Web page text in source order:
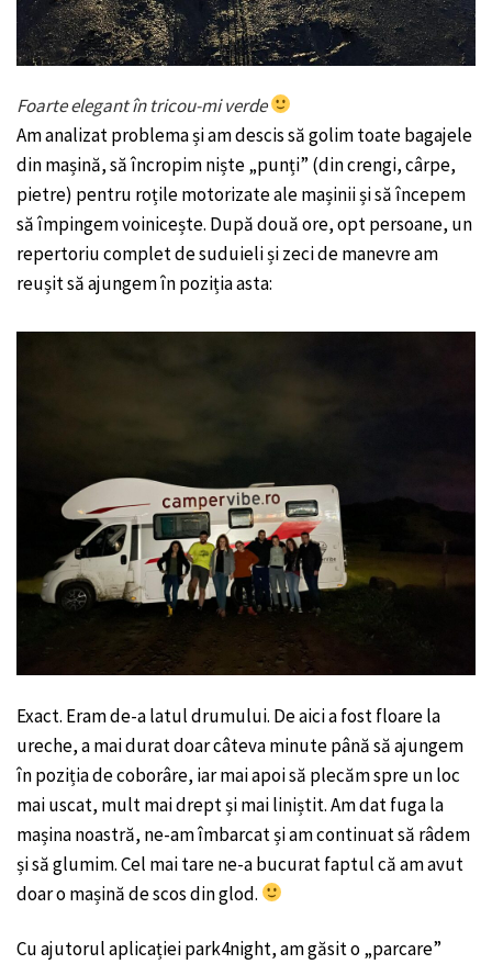
Foarte elegant în tricou-mi verde
Am analizat problema și am descis să golim toate bagajele
din mașină, să încropim niște „punți” (din crengi, cârpe,
pietre) pentru roțile motorizate ale mașinii și să începem
să împingem voinicește. După două ore, opt persoane, un
repertoriu complet de suduieli și zeci de manevre am
reușit să ajungem în poziția asta:
Exact. Eram de-a latul drumului. De aici a fost floare la
ureche, a mai durat doar câteva minute până să ajungem
în poziția de coborâre, iar mai apoi să plecăm spre un loc
mai uscat, mult mai drept și mai liniștit. Am dat fuga la
mașina noastră, ne-am îmbarcat și am continuat să râdem
și să glumim. Cel mai tare ne-a bucurat faptul că am avut
doar o mașină de scos din glod.
Cu ajutorul aplicației park4night, am găsit o „parcare”